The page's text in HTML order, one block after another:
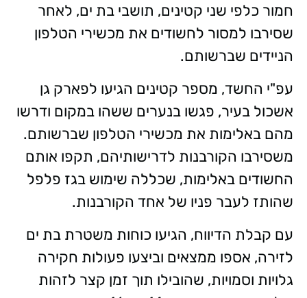
חמור כלפי שני קטינים, תושבי בת ים, לאחר
שסירבו למסור לחשודים את מכשירי הטלפון
הניידים שברשותם.
עפ"י החשד, מספר קטינים הגיעו לפארק גן
אשכול בעיר, פגשו בנערים ששהו במקום ודרשו
מהם באלימות את מכשירי הטלפון שברשותם.
משסירבו הקורבנות לדרישותיהם, תקפו אותם
החשודים באלימות, שכללה שימוש בגז פלפל
שהותז לעבר פניו של אחד הקורבנות.
עם קבלת הדיווח, הגיעו כוחות משטרת בת ים
לזירה, אספו ממצאים וביצעו פעולות חקירה
גלויות וסמויות, שהובילו תוך זמן קצר לזהות